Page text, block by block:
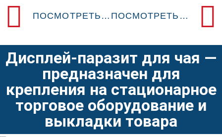
ПОСМОТРЕТЬ ПРЕДЫДУЩИЙ POSM-ДИЗАЙН ПОСМОТРЕТЬ СЛЕДУЮЩИЙ POSM-ДИЗАЙН
Дисплей-паразит для чая —
предназначен для
крепления на стационарное
торговое оборудование и
выкладки товара